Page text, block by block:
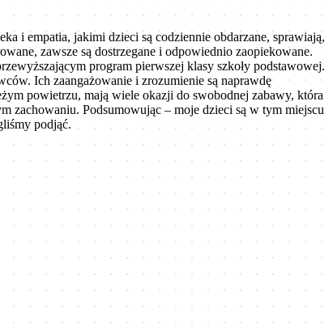
i empatia, jakimi dzieci są codziennie obdarzane, sprawiają,
zawsze są dostrzegane i odpowiednio zaopiekowane.
program pierwszej klasy szkoły podstawowej.
Ich zaangażowanie i zrozumienie są naprawdę
powietrzu, mają wiele okazji do swobodnej zabawy, która
zachowaniu. Podsumowując – moje dzieci są w tym miejscu
podjąć.